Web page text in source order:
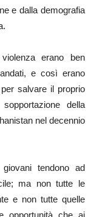
e dalla demografia
erano ben
e così erano
salvare il proprio
della
nel decennio
tendono ad
ma non tutte le
e non tutte quelle
opportunità che ai